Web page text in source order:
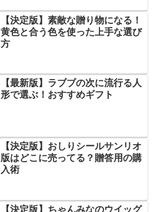
【決定版】素敵な贈り物になる！
黄色と合う色を使った上手な選び
方
【最新版】ラブブの次に流行る人
形で選ぶ！おすすめギフト
【決定版】おしりシールサンリオ
版はどこに売ってる？贈答用の購
入術
【決定版】ちゃんみなのウイッグ